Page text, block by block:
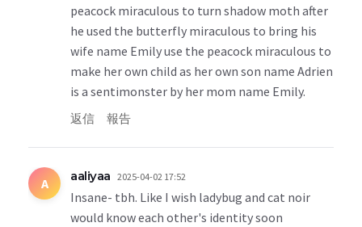
peacock miraculous to turn shadow moth after
he used the butterfly miraculous to bring his
wife name Emily use the peacock miraculous to
make her own child as her own son name Adrien
is a sentimonster by her mom name Emily.
返信 報告
A aaliyaa 2025-04-02 17:52
Insane- tbh. Like I wish ladybug and cat noir
would know each other's identity soon